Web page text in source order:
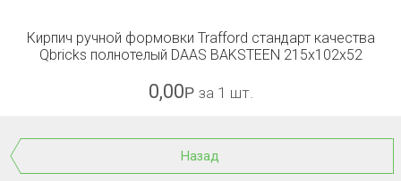
Кирпич ручной формовки Trafford стандарт качества
Qbricks полнотелый DAAS BAKSTEEN 215x102x52
0,00Р за 1 шт.
Назад